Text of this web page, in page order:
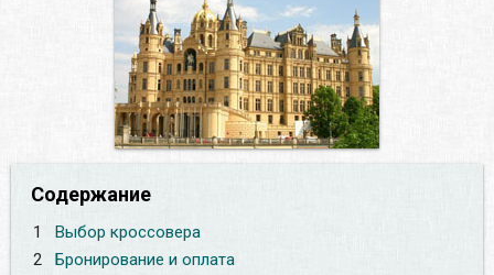
Содержание
1
Выбор кроссовера
2
Бронирование и оплата